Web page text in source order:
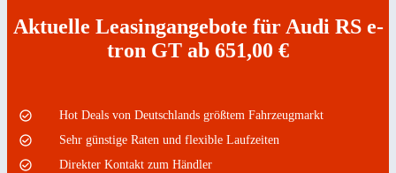
Aktuelle Leasingangebote für Audi RS e-
tron GT ab 651,00 €
Hot Deals von Deutschlands größtem Fahrzeugmarkt
Sehr günstige Raten und flexible Laufzeiten
Direkter Kontakt zum Händler